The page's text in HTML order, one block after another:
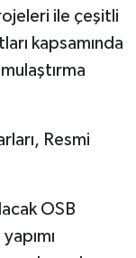
ile çeşitli
kapsamında
Resmi
OSB